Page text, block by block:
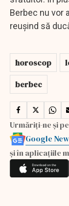
Berbec nu vor
reușind să
horoscop
berbec
Urmăriți-ne și pe
Google
și în aplicațiile